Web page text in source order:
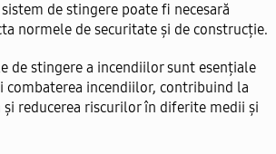
de stingere poate fi necesară
normele de securitate și de construcție.
de stingere a incendiilor sunt esențiale
combaterea incendiilor, contribuind la
reducerea riscurilor în diferite medii și